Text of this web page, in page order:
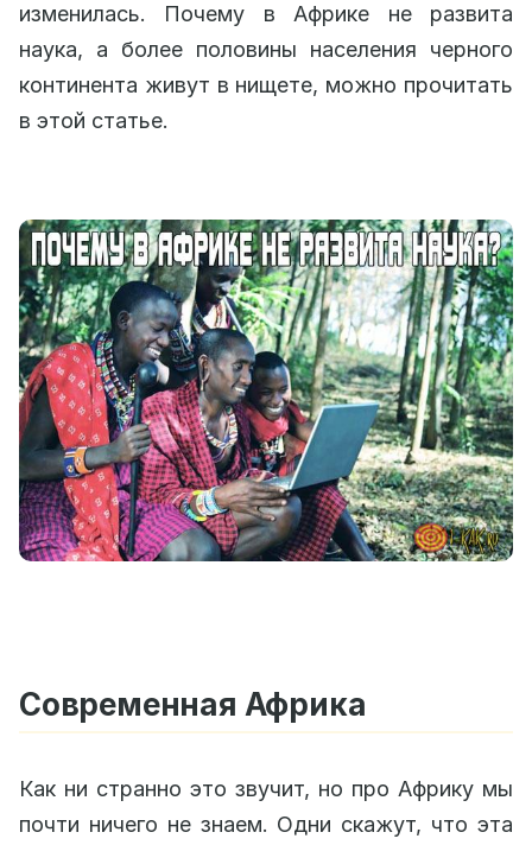
изменилась. Почему в Африке не развита
наука, а более половины населения черного
континента живут в нищете, можно прочитать
в этой статье.
Современная Африка
Как ни странно это звучит, но про Африку мы
почти ничего не знаем. Одни скажут, что эта